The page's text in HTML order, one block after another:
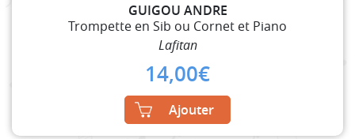
GUIGOU ANDRE
Trompette en Sib ou Cornet et Piano
Lafitan
14,00€
Ajouter